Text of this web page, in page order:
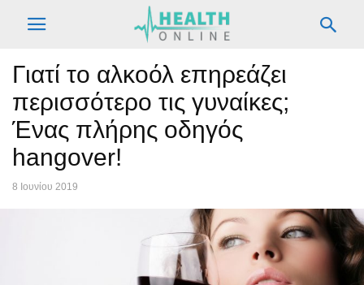
Γιατί το αλκοόλ επηρεάζει
περισσότερο τις γυναίκες;
Ένας πλήρης οδηγός
hangover!
8 Ιουνίου 2019